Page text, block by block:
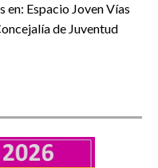
Espacio Joven Vías
de Juventud